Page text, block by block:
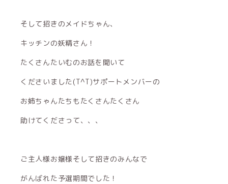
そして招きのメイドちゃん、
キッチンの妖精さん！
たくさんたいむのお話を聞いて
くださいました(Т^Т)サポートメンバーの
お姉ちゃんたちもたくさんたくさん
助けてくださって、、、
ご主人様お嬢様そして招きのみんなで
がんばれた予選期間でした！